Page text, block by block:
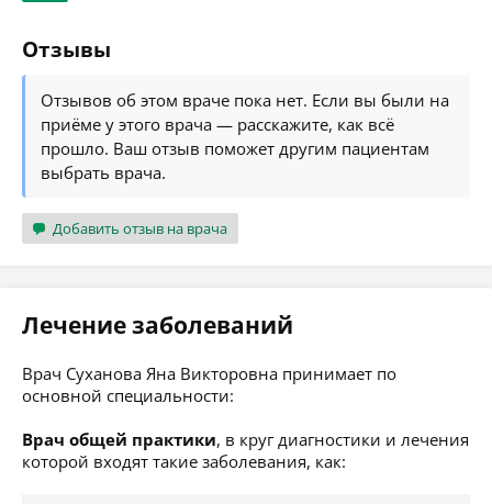
Отзывы
Отзывов об этом враче пока нет. Если вы были на
приёме у этого врача — расскажите, как всё
прошло. Ваш отзыв поможет другим пациентам
выбрать врача.
Добавить отзыв на врача
Лечение заболеваний
Врач Суханова Яна Викторовна принимает по
основной специальности:
Врач общей практики, в круг диагностики и лечения
которой входят такие заболевания, как: